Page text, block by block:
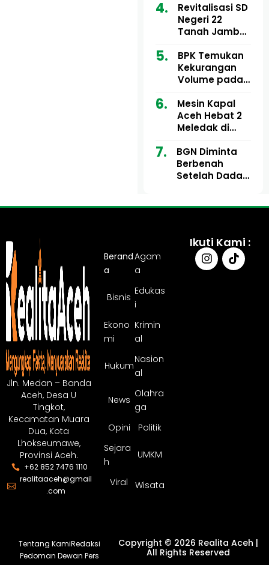
Bermain di
Balik Rp250
Ribu
dan Tgk
Muharuddin
Kini Didesak
Revitalisasi SD
Negeri 22
Tanah Jambo
Miliar Tuai
Sorotan, Publik
Pertanyakan
Anggaran
BPK Temukan
Kekurangan
Volume pada
Aceh Utara
Tahun 2024,
Pengembalian
Sepenuhnya
Tuntas
Mesin Kapal
Aceh Hebat 2
Meledak di
Ulee Lheue, 14
Orang Derita
Luka Bakar
BGN Diminta
Berbenah
Setelah Dadan
Jln. Medan – Banda
Aceh, Desa U
Tingkot,
Kecamatan Muara
Dua, Kota
Lhokseumawe,
Provinsi Aceh.
+62 852 7476 1110
realitaaceh@gmail
.com
Berand
a
Agam
a
Bisnis
Edukas
i
Ekono
mi
Krimin
al
Hukum
Nasion
al
News
Olahra
ga
Opini
Politik
Sejara
h
UMKM
Viral Wisata
Ikuti Kami :
Tentang KamiRedaksi
Pedoman Dewan Pers
Copyright © 2026 Realita Aceh |
All Rights Reserved